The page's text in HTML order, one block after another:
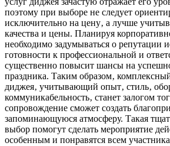
поэтому при выборе не следует
исключительно на цену‚ а лучше
качества и цены. Планируя
необходимо задумываться о репутации
готовности к профессиональной и
существенно повысит шансы на
праздника. Таким образом‚
диджея‚ учитывающий опыт‚ стиль‚
коммуникабельность‚ станет залогом
сопровождение сможет создать
запоминающуюся атмосферу. Такая
выбор помогут сделать мероприятие
особенным и понравятся всем